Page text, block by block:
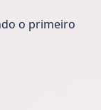
o primeiro